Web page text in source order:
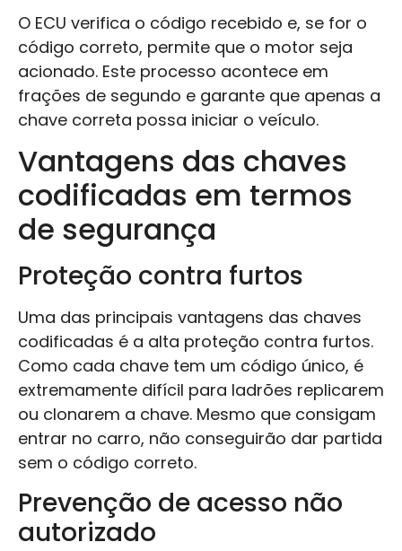
O ECU verifica o código recebido e, se for o
código correto, permite que o motor seja
acionado. Este processo acontece em
frações de segundo e garante que apenas a
chave correta possa iniciar o veículo.
Vantagens das chaves
codificadas em termos
de segurança
Proteção contra furtos
Uma das principais vantagens das chaves
codificadas é a alta proteção contra furtos.
Como cada chave tem um código único, é
extremamente difícil para ladrões replicarem
ou clonarem a chave. Mesmo que consigam
entrar no carro, não conseguirão dar partida
sem o código correto.
Prevenção de acesso não
autorizado